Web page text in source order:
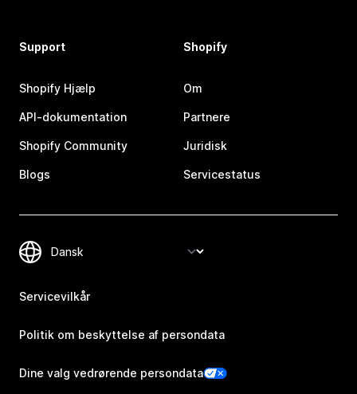
Support
Shopify Hjælp
API-dokumentation
Shopify Community
Blogs
Shopify
Om
Partnere
Juridisk
Servicestatus
Servicevilkår
Politik om beskyttelse af persondata
Dine valg vedrørende persondata